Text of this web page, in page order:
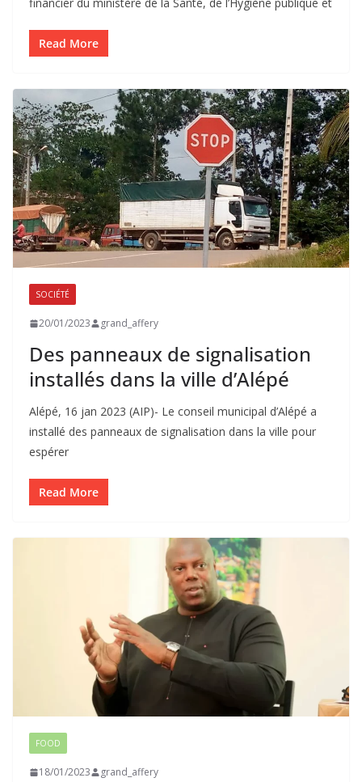
financier du ministère de la Santé, de l’Hygiène publique et
Read More
SOCIÉTÉ
20/01/2023 grand_affery
Des panneaux de signalisation
installés dans la ville d’Alépé
Alépé, 16 jan 2023 (AIP)- Le conseil municipal d’Alépé a
installé des panneaux de signalisation dans la ville pour
espérer
Read More
FOOD
18/01/2023 grand_affery